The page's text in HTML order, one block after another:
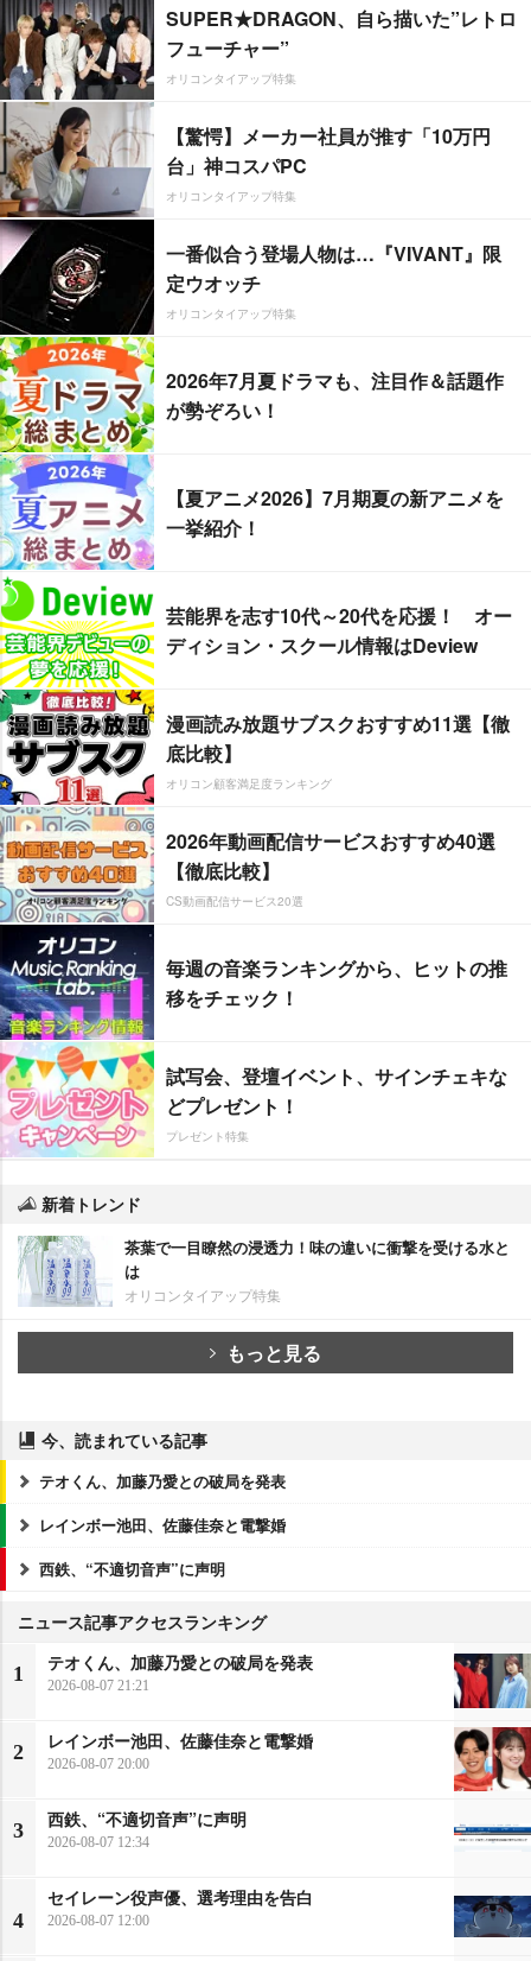
SUPER★DRAGON、自ら描いた”レトロ
フューチャー”
オリコンタイアップ特集
【驚愕】メーカー社員が推す「10万円
台」神コスパPC
オリコンタイアップ特集
一番似合う登場人物は…『VIVANT』限
定ウオッチ
オリコンタイアップ特集
2026年7月夏ドラマも、注目作＆話題作
が勢ぞろい！
【夏アニメ2026】7月期夏の新アニメを
一挙紹介！
芸能界を志す10代～20代を応援！ オー
ディション・スクール情報はDeview
漫画読み放題サブスクおすすめ11選【徹
底比較】
オリコン顧客満足度ランキング
2026年動画配信サービスおすすめ40選
【徹底比較】
CS動画配信サービス20選
毎週の音楽ランキングから、ヒットの推
移をチェック！
試写会、登壇イベント、サインチェキな
どプレゼント！
プレゼント特集
新着トレンド
茶葉で一目瞭然の浸透力！味の違いに衝撃を受ける水と
は
オリコンタイアップ特集
もっと見る
今、読まれている記事
テオくん、加藤乃愛との破局を発表
レインボー池田、佐藤佳奈と電撃婚
西鉄、“不適切音声”に声明
ニュース記事アクセスランキング
1
テオくん、加藤乃愛との破局を発表
2026-08-07 21:21
2
レインボー池田、佐藤佳奈と電撃婚
2026-08-07 20:00
3
西鉄、“不適切音声”に声明
2026-08-07 12:34
4
セイレーン役声優、選考理由を告白
2026-08-07 12:00